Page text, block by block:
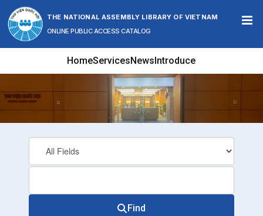
Skip to content
THE NATIONAL ASSEMBLY LIBRARY OF VIETNAM
ONLINE PUBLIC ACCESS CATALOG
HomeServicesNewsIntroduce
Find